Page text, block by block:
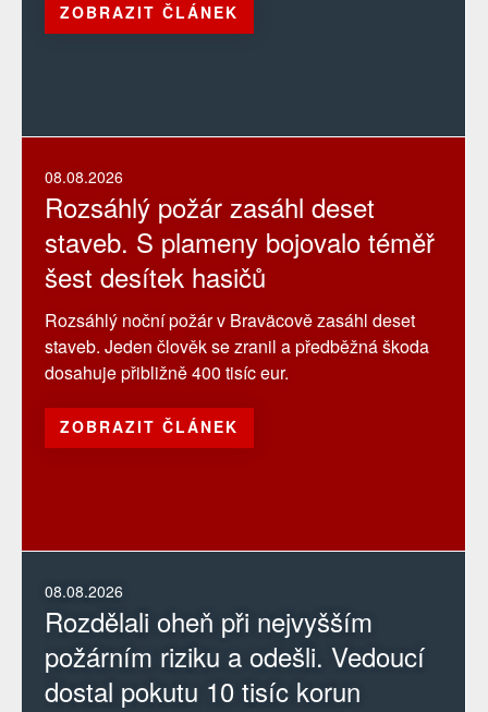
ZOBRAZIT ČLÁNEK
08.08.2026
Rozdělali oheň při nejvyšším
požárním riziku a odešli. Vedoucí
dostal pokutu 10 tisíc korun
08.08.2026
Rozsáhlý požár zasáhl deset
staveb. S plameny bojovalo téměř
šest desítek hasičů
Rozsáhlý noční požár v Braväcově zasáhl deset
staveb. Jeden člověk se zranil a předběžná škoda
dosahuje přibližně 400 tisíc eur.
ZOBRAZIT ČLÁNEK